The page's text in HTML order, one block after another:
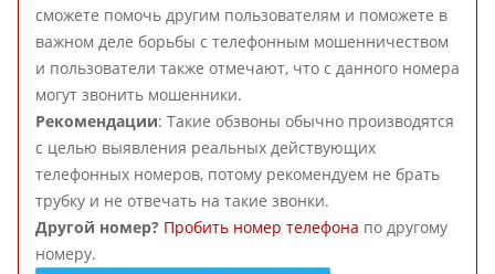
сможете помочь другим пользователям и поможете в
важном деле борьбы с телефонным мошенничеством
и пользователи также отмечают, что с данного номера
могут звонить мошенники.
Рекомендации: Такие обзвоны обычно производятся
с целью выявления реальных действующих
телефонных номеров, потому рекомендуем не брать
трубку и не отвечать на такие звонки.
Другой номер? Пробить номер телефона по другому
номеру.